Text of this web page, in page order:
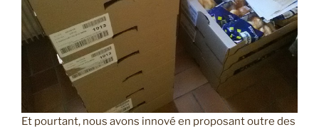
Et pourtant, nous avons innové en proposant outre des